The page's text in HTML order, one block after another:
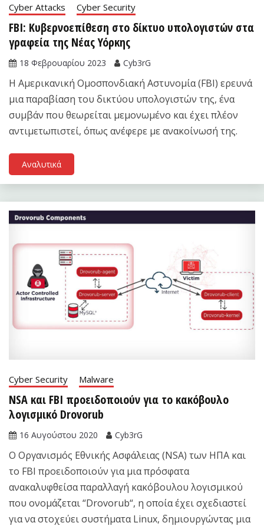
Cyber Attacks Cyber Security
FBI: Κυβερνοεπίθεση στο δίκτυο υπολογιστών στα
γραφεία της Νέας Υόρκης
18 Φεβρουαρίου 2023 Cyb3rG
Η Αμερικανική Ομοσπονδιακή Αστυνομία (FBI) ερευνά
μια παραβίαση του δικτύου υπολογιστών της, ένα
συμβάν που θεωρείται μεμονωμένο και έχει πλέον
αντιμετωπιστεί, όπως ανέφερε με ανακοίνωσή της.
Αναλυτικά
Cyber Security Malware
NSA και FBI προειδοποιούν για το κακόβουλο
λογισμικό Drovorub
16 Αυγούστου 2020 Cyb3rG
Ο Οργανισμός Εθνικής Ασφάλειας (NSA) των ΗΠΑ και
το FBI προειδοποιούν για μια πρόσφατα
ανακαλυφθείσα παραλλαγή κακόβουλου λογισμικού
που ονομάζεται “Drovorub“, η οποία έχει σχεδιαστεί
για να στοχεύει συστήματα Linux, δημιουργώντας μια